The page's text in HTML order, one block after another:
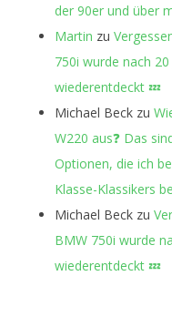
der 90er und über
Martin zu
750i wurde nach
wiederentdeckt 💤
Michael Beck zu
W220 aus❓ Das
Optionen, die ich
Klasse-Klassikers
Michael Beck zu
BMW 750i wurde
wiederentdeckt 💤